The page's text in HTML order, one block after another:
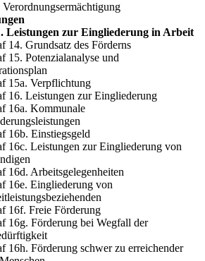
Verordnungsermächtigung
Leistungen zur Eingliederung in Arbeit
14. Grundsatz des Förderns
15. Potenzialanalyse und
15a. Verpflichtung
16. Leistungen zur Eingliederung
16a. Kommunale
16b. Einstiegsgeld
16c. Leistungen zur Eingliederung von
16d. Arbeitsgelegenheiten
16e. Eingliederung von
16f. Freie Förderung
16g. Förderung bei Wegfall der
16h. Förderung schwer zu erreichender